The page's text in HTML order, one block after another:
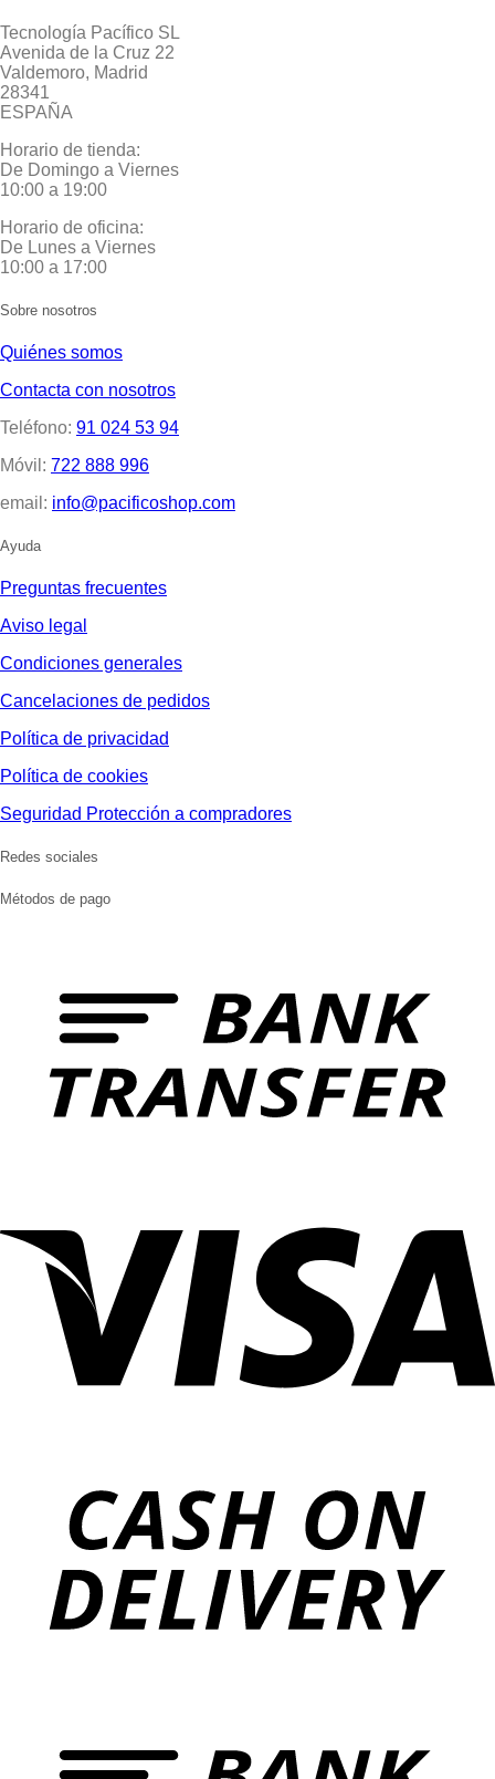
Tecnología Pacífico SL
Avenida de la Cruz 22
Valdemoro, Madrid
28341
ESPAÑA
Horario de tienda:
De Domingo a Viernes
10:00 a 19:00
Horario de oficina:
De Lunes a Viernes
10:00 a 17:00
Sobre nosotros
Quiénes somos
Contacta con nosotros
Teléfono: 91 024 53 94
Móvil: 722 888 996
email: info@pacificoshop.com
Ayuda
Preguntas frecuentes
Aviso legal
Condiciones generales
Cancelaciones de pedidos
Política de privacidad
Política de cookies
Seguridad Protección a compradores
Redes sociales
Métodos de pago